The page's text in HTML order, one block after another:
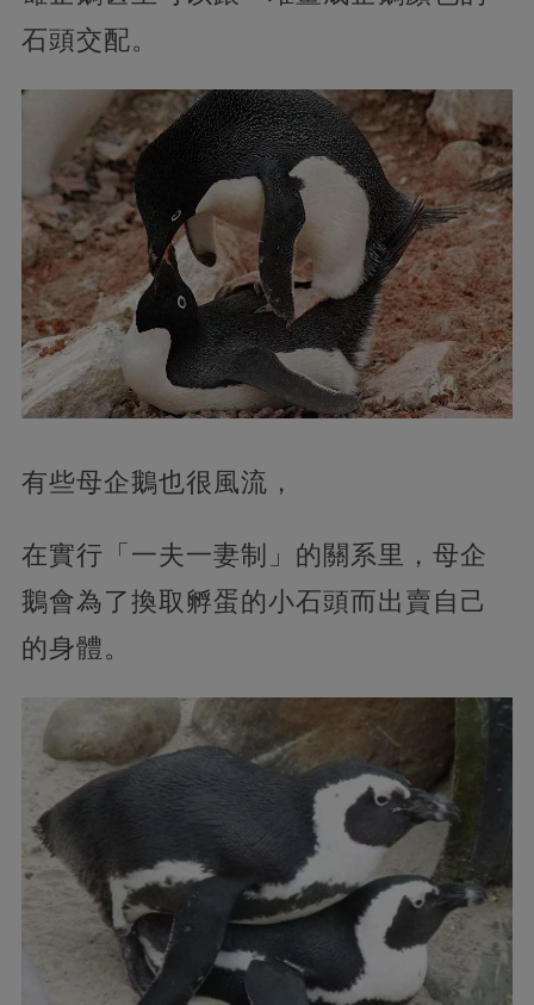
石頭交配。
有些母企鵝也很風流，
在實行「一夫一妻制」的關系里，母企
鵝會為了換取孵蛋的小石頭而出賣自己
的身體。